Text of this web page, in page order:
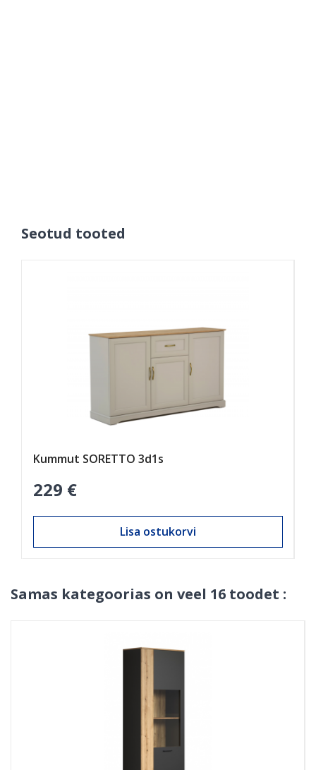
Seotud tooted
Kummut SORETTO 3d1s
229 €
Lisa ostukorvi
Samas kategoorias on veel 16 toodet :